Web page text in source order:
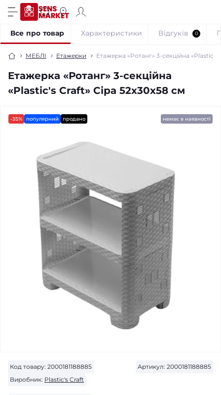
МЕБЛІ Етажерки Етажерка «Ротанг» 3-секційна «Plastic's
Етажерка «Ротанг» 3-секційна
«Plastic's Craft» Сіра 52х30х58 см
Все про товар Характеристики Відгуків 0
-35% популярний продано немає в наявності
Код товару: 2000181188885 Артикул: 2000181188885
Виробник: Plastic's Craft